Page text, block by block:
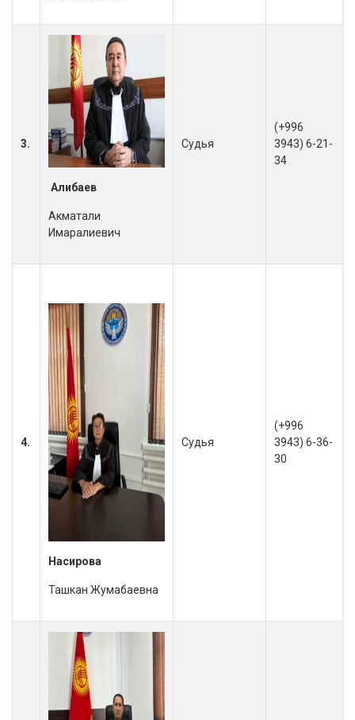
3.
Алибаев
Акматали
Имаралиевич
Судья
(+996
3943) 6-21-
34
4.
Насирова
Ташкан Жумабаевна
Судья
(+996
3943) 6-36-
30